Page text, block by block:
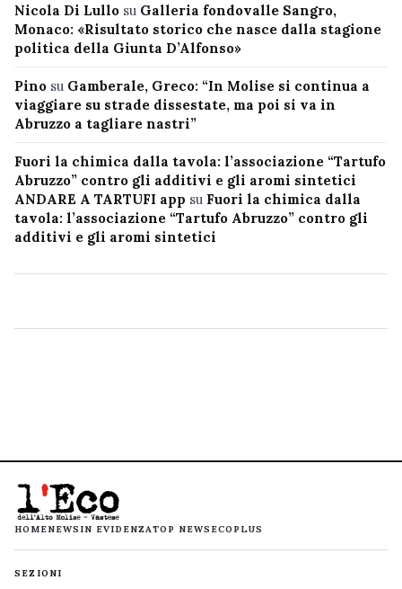
Nicola Di Lullo su Galleria fondovalle Sangro,
Monaco: «Risultato storico che nasce dalla stagione
politica della Giunta D’Alfonso»
Pino su Gamberale, Greco: “In Molise si continua a
viaggiare su strade dissestate, ma poi si va in
Abruzzo a tagliare nastri”
Fuori la chimica dalla tavola: l’associazione “Tartufo
Abruzzo” contro gli additivi e gli aromi sintetici
ANDARE A TARTUFI app su Fuori la chimica dalla
tavola: l’associazione “Tartufo Abruzzo” contro gli
additivi e gli aromi sintetici
HOMENEWS IN EVIDENZATOP NEWS ECOPLUS
SEZIONI